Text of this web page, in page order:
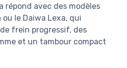
répond avec des modèles
le Daiwa Lexa, qui
frein progressif, des
et un tambour compact